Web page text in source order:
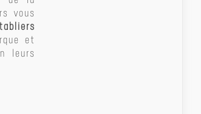
vous
et
leurs